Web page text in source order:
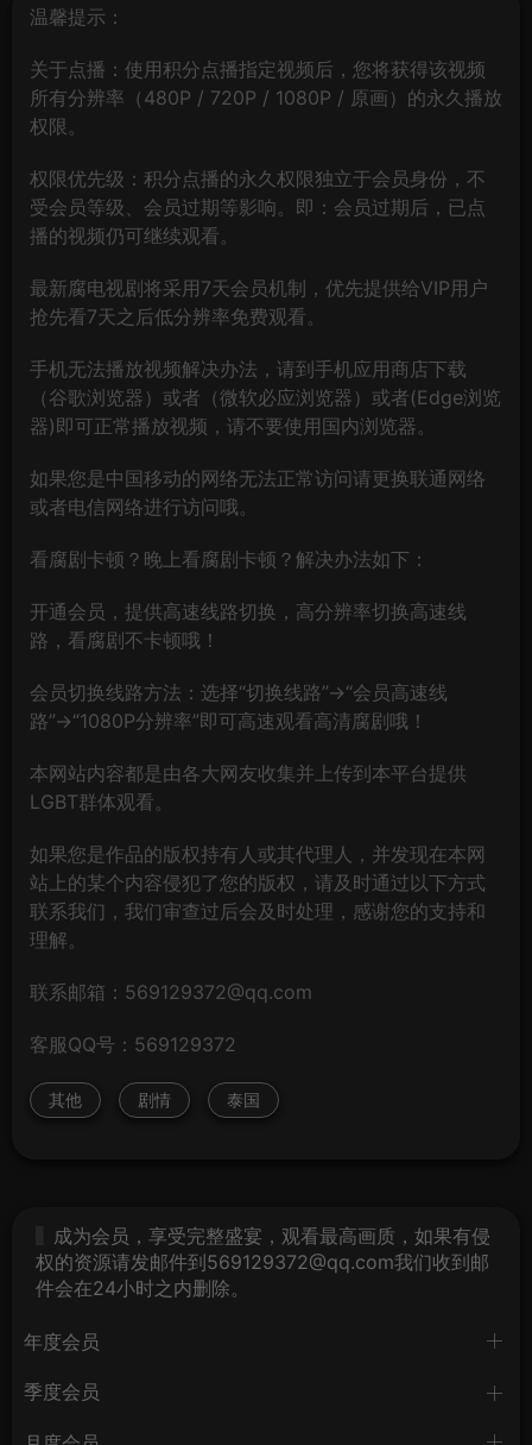
温馨提示：
关于点播：使用积分点播指定视频后，您将获得该视频
所有分辨率（480P / 720P / 1080P / 原画）的永久播放
权限。
权限优先级：积分点播的永久权限独立于会员身份，不
受会员等级、会员过期等影响。即：会员过期后，已点
播的视频仍可继续观看。
最新腐电视剧将采用7天会员机制，优先提供给VIP用户
抢先看7天之后低分辨率免费观看。
手机无法播放视频解决办法，请到手机应用商店下载
（谷歌浏览器）或者（微软必应浏览器）或者(Edge浏览
器)即可正常播放视频，请不要使用国内浏览器。
如果您是中国移动的网络无法正常访问请更换联通网络
或者电信网络进行访问哦。
看腐剧卡顿？晚上看腐剧卡顿？解决办法如下：
开通会员，提供高速线路切换，高分辨率切换高速线
路，看腐剧不卡顿哦！
会员切换线路方法：选择“切换线路”→“会员高速线
路”→“1080P分辨率”即可高速观看高清腐剧哦！
本网站内容都是由各大网友收集并上传到本平台提供
LGBT群体观看。
如果您是作品的版权持有人或其代理人，并发现在本网
站上的某个内容侵犯了您的版权，请及时通过以下方式
联系我们，我们审查过后会及时处理，感谢您的支持和
理解。
联系邮箱：569129372@qq.com
客服QQ号：569129372
其他 剧情 泰国
成为会员，享受完整盛宴，观看最高画质，如果有侵
权的资源请发邮件到569129372@qq.com我们收到邮
件会在24小时之内删除。
年度会员
季度会员